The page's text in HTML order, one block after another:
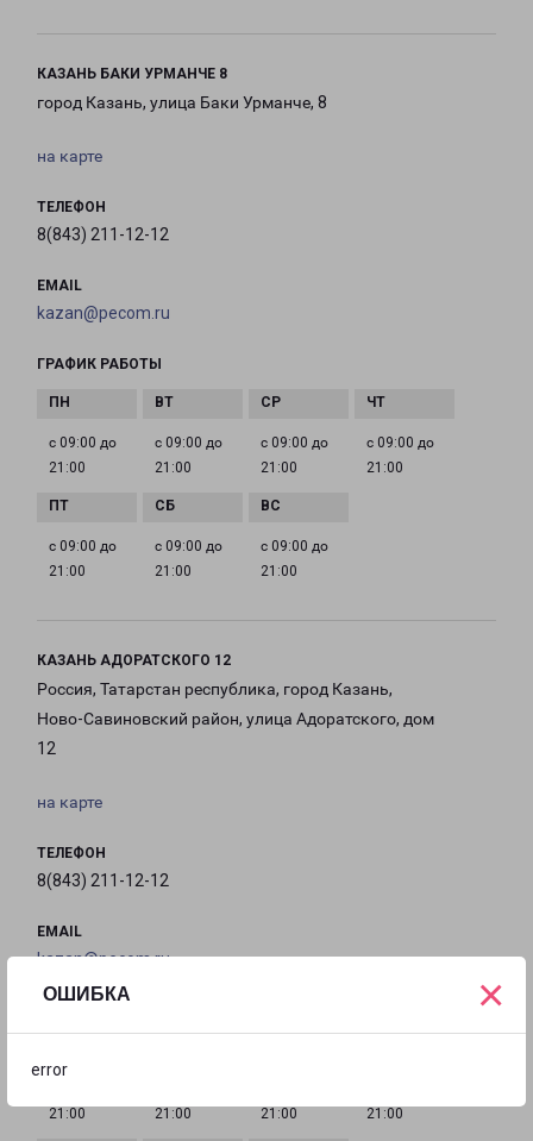
ОШИБКА
error
×
КАЗАНЬ БАКИ УРМАНЧЕ 8
город Казань, улица Баки Урманче, 8
на карте
ТЕЛЕФОН
8(843) 211-12-12
EMAIL
kazan@pecom.ru
ГРАФИК РАБОТЫ
с 09:00 до
21:00
с 09:00 до
21:00
с 09:00 до
21:00
с 09:00 до
21:00
с 09:00 до
21:00
с 09:00 до
21:00
с 09:00 до
21:00
КАЗАНЬ АДОРАТСКОГО 12
Россия, Татарстан республика, город Казань,
Ново-Савиновский район, улица Адоратского, дом
12
на карте
ТЕЛЕФОН
8(843) 211-12-12
EMAIL
kazan@pecom.ru
21:00
21:00
21:00
21:00